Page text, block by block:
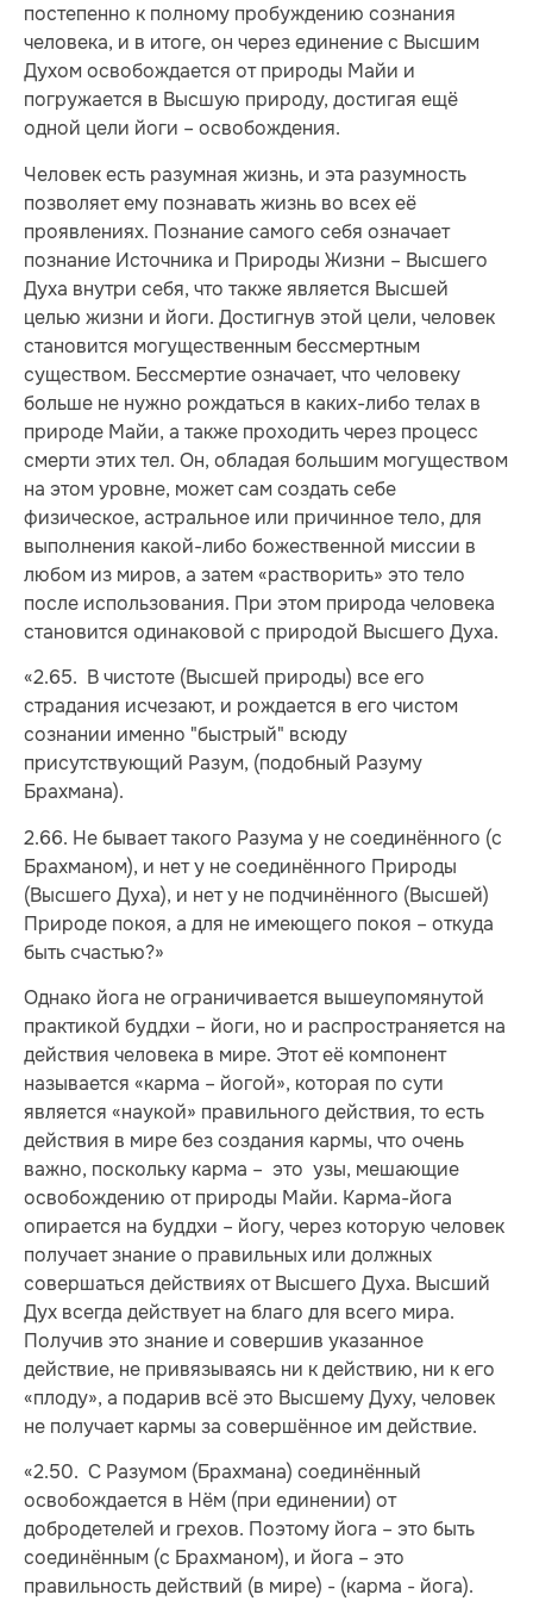
постепенно к полному пробуждению сознания
человека, и в итоге, он через единение с Высшим
Духом освобождается от природы Майи и
погружается в Высшую природу, достигая ещё
одной цели йоги – освобождения.
Человек есть разумная жизнь, и эта разумность
позволяет ему познавать жизнь во всех её
проявлениях. Познание самого себя означает
познание Источника и Природы Жизни – Высшего
Духа внутри себя, что также является Высшей
целью жизни и йоги. Достигнув этой цели, человек
становится могущественным бессмертным
существом. Бессмертие означает, что человеку
больше не нужно рождаться в каких-либо телах в
природе Майи, а также проходить через процесс
смерти этих тел. Он, обладая большим могуществом
на этом уровне, может сам создать себе
физическое, астральное или причинное тело, для
выполнения какой-либо божественной миссии в
любом из миров, а затем «растворить» это тело
после использования. При этом природа человека
становится одинаковой с природой Высшего Духа.
«2.65. В чистоте (Высшей природы) все его
страдания исчезают, и рождается в его чистом
сознании именно "быстрый" всюду
присутствующий Разум, (подобный Разуму
Брахмана).
2.66. Не бывает такого Разума у не соединённого (с
Брахманом), и нет у не соединённого Природы
(Высшего Духа), и нет у не подчинённого (Высшей)
Природе покоя, а для не имеющего покоя – откуда
быть счастью?»
Однако йога не ограничивается вышеупомянутой
практикой буддхи – йоги, но и распространяется на
действия человека в мире. Этот её компонент
называется «карма – йогой», которая по сути
является «наукой» правильного действия, то есть
действия в мире без создания кармы, что очень
важно, поскольку карма – это узы, мешающие
освобождению от природы Майи. Карма-йога
опирается на буддхи – йогу, через которую человек
получает знание о правильных или должных
совершаться действиях от Высшего Духа. Высший
Дух всегда действует на благо для всего мира.
Получив это знание и совершив указанное
действие, не привязываясь ни к действию, ни к его
«плоду», а подарив всё это Высшему Духу, человек
не получает кармы за совершённое им действие.
«2.50. С Разумом (Брахмана) соединённый
освобождается в Нём (при единении) от
добродетелей и грехов. Поэтому йога – это быть
соединённым (с Брахманом), и йога – это
правильность действий (в мире) - (карма - йога).